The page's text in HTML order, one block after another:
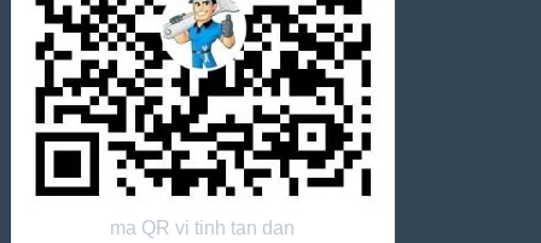
ma QR vi tinh tan dan